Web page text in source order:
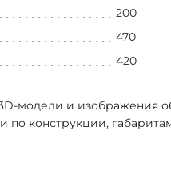
200
470
420
модели и изображения
по конструкции,